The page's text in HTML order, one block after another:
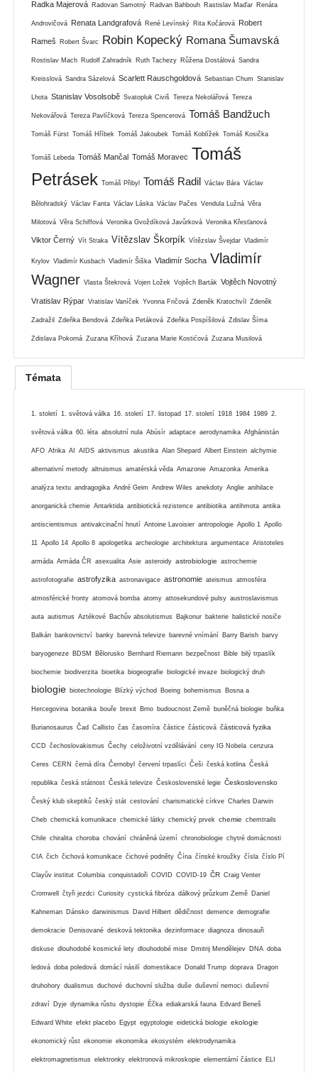
Radka Majerová Radovan Samotný Radvan Bahbouh Rastislav Maďar Renáta
Androvičová Renata Landgrafová René Levínský Rita Kočárová Robert
Rameš Robert Švarc Robin Kopecký Romana Šumavská
Rostislav Mach Rudolf Zahradník Ruth Tachezy Růžena Dostálová Sandra
Kreisslová Sandra Sázelová Scarlett Rauschgoldová Sebastian Chum Stanislav
Lhota Stanislav Vosolsobě Svatopluk Civiš Tereza Nekolářová Tereza
Nekovářová Tereza Pavlíčková Tereza Spencerová Tomáš Bandžuch
Tomáš Fürst Tomáš Hříbek Tomáš Jakoubek Tomáš Koblížek Tomáš Kosička
Tomáš Lebeda Tomáš Mančal Tomáš Moravec Tomáš
Petrásek Tomáš Přibyl Tomáš Radil Václav Bára Václav
Bělohradský Václav Fanta Václav Láska Václav Pačes Vendula Lužná Věra
Milotová Věra Schiffová Veronika Gvoždíková Javůrková Veronika Křesťanová
Viktor Černý Vít Straka Vítězslav Škorpík Vítězslav Švejdar Vladimír
Krylov Vladimír Kusbach Vladimír Šiška Vladimír Socha Vladimír
Wagner Vlasta Štekrová Vojen Ložek Vojtěch Barták Vojtěch Novotný
Vratislav Rýpar Vratislav Vaníček Yvonna Fričová Zdeněk Kratochvíl Zdeněk
Zadražil Zdeňka Bendová Zdeňka Petáková Zdeňka Pospíšilová Zdislav Šíma
Zdislava Pokorná Zuzana Kříhová Zuzana Marie Kostićová Zuzana Musilová
Témata
1. století 1. světová válka 16. století 17. listopad 17. století 1918 1984 1989 2.
světová válka 60. léta absolutní nula Abúsír adaptace aerodynamika Afghánistán
AFO Afrika AI AIDS aktivismus akustika Alan Shepard Albert Einstein alchymie
alternativní metody altruismus amatérská věda Amazonie Amazonka Amerika
analýza textu andragogika André Geim Andrew Wiles anekdoty Anglie anihilace
anorganická chemie Antarktida antibiotická rezistence antibiotika antihmota antika
antiscientismus antivakcinační hnutí Antoine Lavoisier antropologie Apollo 1 Apollo
11 Apollo 14 Apollo 8 apologetika archeologie architektura argumentace Aristoteles
armáda Armáda ČR asexualita Asie asteroidy astrobiologie astrochemie
astrofotografie astrofyzika astronavigace astronomie ateismus atmosféra
atmosférické fronty atomová bomba atomy attosekundové pulsy austroslavismus
auta autismus Aztékové Bachův absolutismus Bajkonur bakterie balistické nosiče
Balkán bankovnictví banky barevná televize barevné vnímání Barry Barish barvy
baryogeneze BDSM Bělorusko Bernhard Riemann bezpečnost Bible bilý trpaslík
biochemie biodiverzita bioetika biogeografie biologické invaze biologický druh
biologie biotechnologie Blízký východ Boeing bohemismus Bosna a
Hercegovina botanika bouře brexit Brno budoucnost Země buněčná biologie buňka
Burianosaurus Čad Callisto čas časomíra částice částicová částicová fyzika
CCD čechoslovakismus Čechy celoživotní vzdělávání ceny IG Nobela cenzura
Ceres CERN černá díra Černobyl červení trpaslíci Češi česká kotlina Česká
republika česká státnost Česká televize Československé legie Československo
Český klub skeptiků český stát cestování charismatické církve Charles Darwin
Cheb chemická komunikace chemické látky chemický prvek chemie chemtrails
Chile chiralita choroba chování chráněná území chronobiologie chytré domácnosti
CIA čich čichová komunikace čichové podněty Čína čínské kroužky čísla číslo Pí
Clayův institut Columbia conquistadoři COVID COVID-19 ČR Craig Venter
Cromwell čtyři jezdci Curiosity cystická fibróza dálkový průzkum Země Daniel
Kahneman Dánsko darwinismus David Hilbert dědičnost demence demografie
demokracie Denisované desková tektonika dezinformace diagnoza dinosauři
diskuse dlouhodobé kosmické lety dlouhodobé mise Dmitrij Mendělejev DNA doba
ledová doba poledová domácí násilí domestikace Donald Trump doprava Dragon
druhohory dualismus duchové duchovní služba duše duševní nemoci duševní
zdraví Dyje dynamika růstu dystopie Éčka ediakarská fauna Edvard Beneš
Edward White efekt placebo Egypt egyptologie eidetická biologie ekologie
ekonomický růst ekonomie ekonomika ekosystém elektrodynamika
elektromagnetismus elektronky elektronová mikroskopie elementární částice ELI